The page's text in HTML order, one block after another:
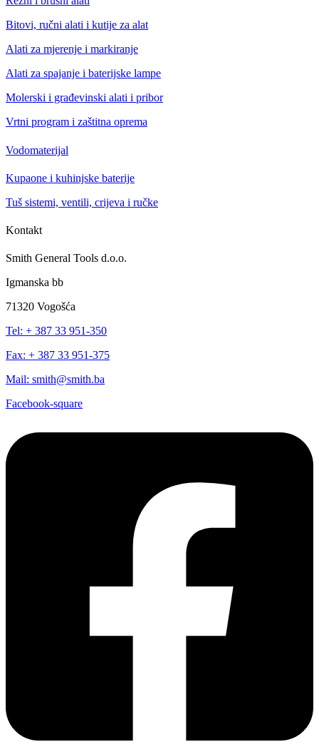
Bitovi, ručni alati i kutije za alat
Alati za mjerenje i markiranje
Alati za spajanje i baterijske lampe
Molerski i građevinski alati i pribor
Vrtni program i zaštitna oprema
Vodomaterijal
Kupaone i kuhinjske baterije
Tuš sistemi, ventili, crijeva i ručke
Kontakt
Smith General Tools d.o.o.
Igmanska bb
71320 Vogošća
Tel: + 387 33 951-350
Fax: + 387 33 951-375
Mail: smith@smith.ba
Facebook-square